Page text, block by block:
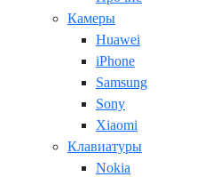
Камеры
Huawei
iPhone
Samsung
Sony
Xiaomi
Клавиатуры
Nokia